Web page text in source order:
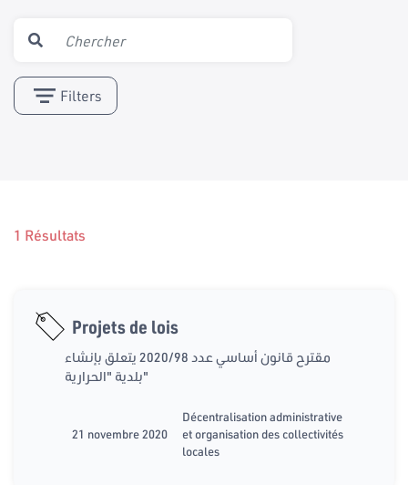
Filters
1 Résultats
Projets de lois
مقترح قانون أساسي عدد 2020/98 يتعلق بإنشاء
بلدية "الحرارية"
21 novembre 2020
Décentralisation administrative
et organisation des collectivités
locales